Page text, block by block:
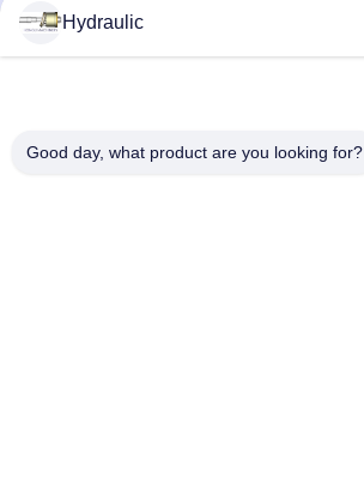
Hydraulic
Good day, what product are you looking for?